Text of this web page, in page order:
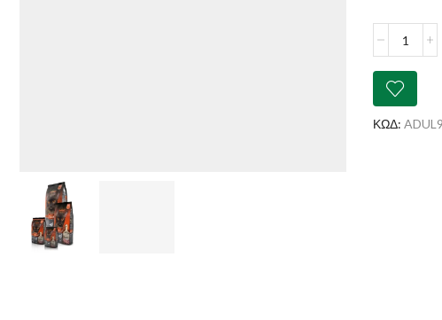
ποσότητα
ΚΩΔ: